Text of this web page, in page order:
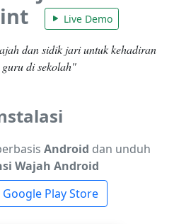
Live Demo
dan sidik jari untuk kehadiran
di sekolah"
Android dan unduh
Wajah Android
Play Store